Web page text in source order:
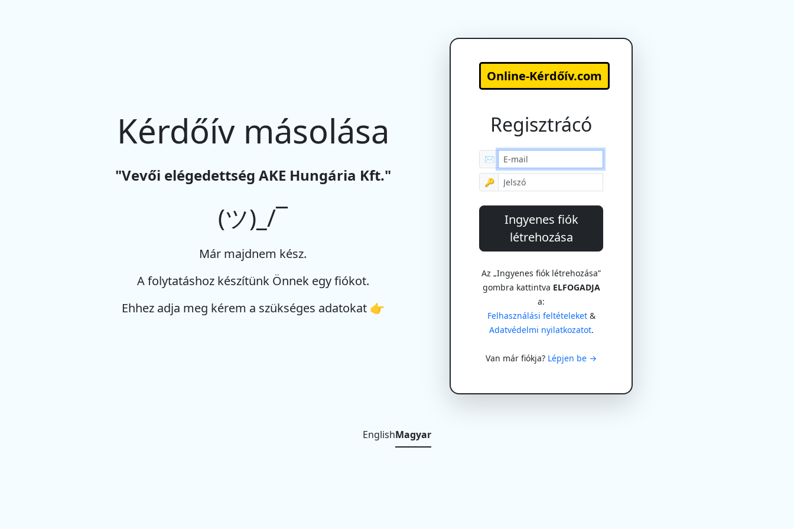
Online-Kérdőív.com
Regisztrácó
✉
🔑
Ingyenes fiók
létrehozása
Az „Ingyenes fiók létrehozása”
gombra kattintva ELFOGADJA
a:
Felhasználási feltételeket&
Adatvédelmi nyilatkozatot.
Van már fiókja? Lépjen be →
Kérdőív másolása
"Vevői elégedettség AKE Hungária Kft."
(ツ)_/¯
Már majdnem kész.
A folytatáshoz készítünk Önnek egy fiókot.
Ehhez adja meg kérem a szükséges adatokat 👉
EnglishMagyar